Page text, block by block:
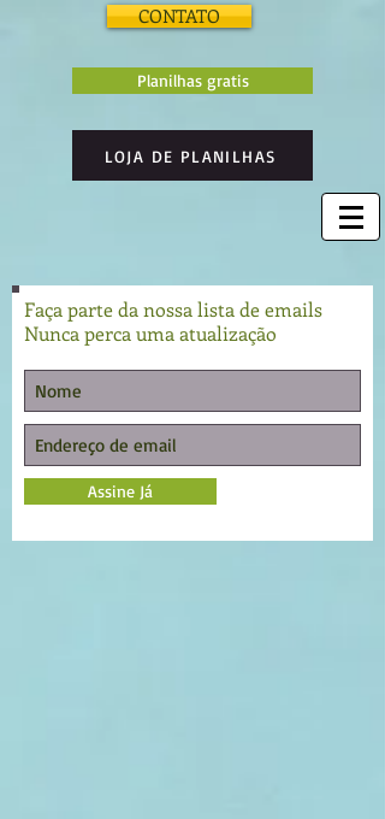
CONTATO
Planilhas gratis
LOJA DE PLANILHAS
Faça parte da nossa lista de emails
Nunca perca uma atualização
Assine Já